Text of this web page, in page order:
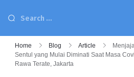
Home Blog Article
Sentul yang Mulai Diminati Saat Masa
Rawa Terate, Jakarta